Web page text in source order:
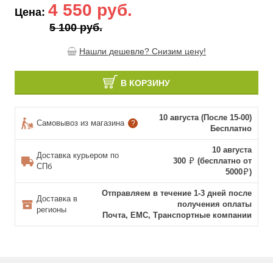
Цена: 4 550 руб.
5 100 руб.
Нашли дешевле? Снизим цену!
В КОРЗИНУ
Самовывоз из магазина ?
10 августа (После 15-00)
Бесплатно
Доставка курьером по
СПб
10 августа
300
(бесплатно от
5000
)
Доставка в
регионы
Отправляем в течение 1-3 дней после
получения оплаты
Почта, ЕМС, Транспортные компании